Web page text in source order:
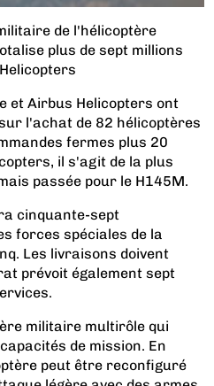
de l'hélicoptère
plus de sept millions
et Airbus Helicopters ont
l'achat de 82 hélicoptères
fermes plus 20
il s'agit de la plus
passée pour le H145M.
cinquante-sept
forces spéciales de la
Les livraisons doivent
prévoit également sept
militaire multirôle qui
de mission. En
peut être reconfiguré